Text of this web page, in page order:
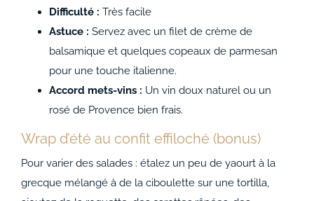
Difficulté : Très facile
Astuce : Servez avec un filet de crème de
balsamique et quelques copeaux de parmesan
pour une touche italienne.
Accord mets-vins : Un vin doux naturel ou un
rosé de Provence bien frais.
Wrap d’été au confit effiloché (bonus)
Pour varier des salades : étalez un peu de yaourt à la
grecque mélangé à de la ciboulette sur une tortilla,